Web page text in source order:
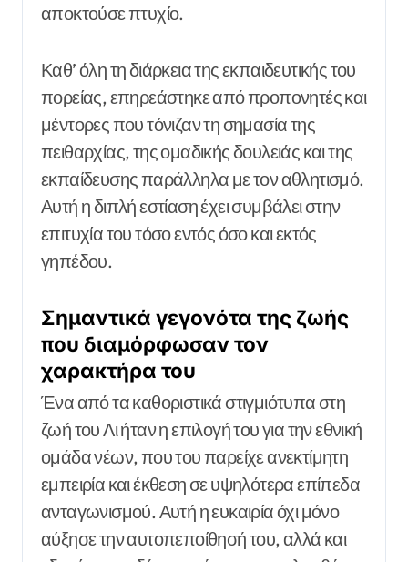
αποκτούσε πτυχίο.
Καθ’ όλη τη διάρκεια της εκπαιδευτικής του
πορείας, επηρεάστηκε από προπονητές και
μέντορες που τόνιζαν τη σημασία της
πειθαρχίας, της ομαδικής δουλειάς και της
εκπαίδευσης παράλληλα με τον αθλητισμό.
Αυτή η διπλή εστίαση έχει συμβάλει στην
επιτυχία του τόσο εντός όσο και εκτός
γηπέδου.
Σημαντικά γεγονότα της ζωής
που διαμόρφωσαν τον
χαρακτήρα του
Ένα από τα καθοριστικά στιγμιότυπα στη
ζωή του Λι ήταν η επιλογή του για την εθνική
ομάδα νέων, που του παρείχε ανεκτίμητη
εμπειρία και έκθεση σε υψηλότερα επίπεδα
ανταγωνισμού. Αυτή η ευκαιρία όχι μόνο
αύξησε την αυτοπεποίθησή του, αλλά και